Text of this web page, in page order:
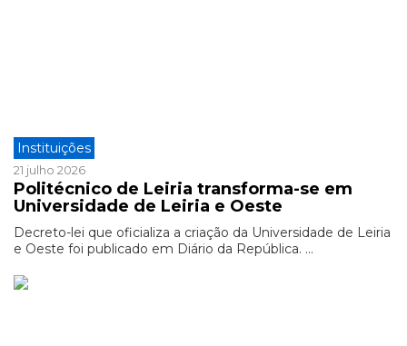
Instituições
21 julho 2026
Politécnico de Leiria transforma-se em
Universidade de Leiria e Oeste
Decreto-lei que oficializa a criação da Universidade de Leiria
e Oeste foi publicado em Diário da República. ...